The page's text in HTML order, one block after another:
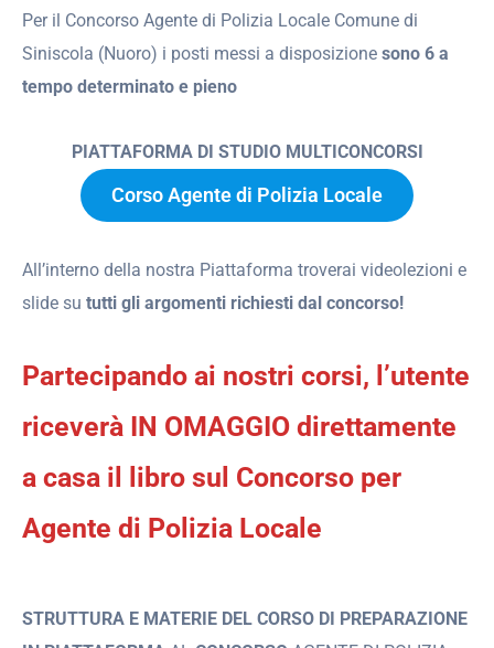
Per il Concorso Agente di Polizia Locale Comune di
Siniscola (Nuoro) i posti messi a disposizione sono 6 a
tempo determinato e pieno
PIATTAFORMA DI STUDIO MULTICONCORSI
Corso Agente di Polizia Locale
All’interno della nostra Piattaforma troverai videolezioni e
slide su tutti gli argomenti richiesti dal concorso!
Partecipando ai nostri corsi, l’utente
riceverà IN OMAGGIO direttamente
a casa il libro sul Concorso per
Agente di Polizia Locale
STRUTTURA E MATERIE DEL CORSO DI PREPARAZIONE